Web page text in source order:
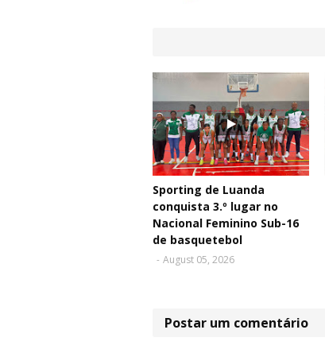
Sporting de Luanda
conquista 3.º lugar no
Nacional Feminino Sub-16
de basquetebol
- August 05, 2026
Postar um comentário